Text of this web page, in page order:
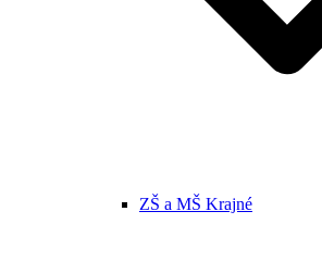
ZŠ a MŠ Krajné